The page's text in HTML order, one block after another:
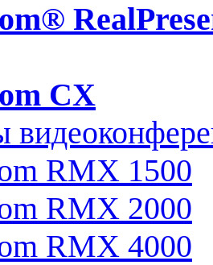
CX
RMX 1500
RMX 2000
RMX 4000